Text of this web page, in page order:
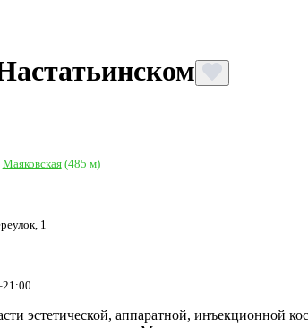
Маяковская(485 м)
1
эстетической, аппаратной, инъекционной